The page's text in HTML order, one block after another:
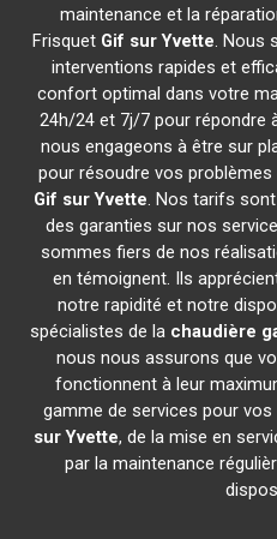
maintenance et la
Frisquet Gif sur Yvette. Nous
interventions rapides et
confort optimal dans votre
24h/24 et 7j/7 pour répondre
nous engageons à être sur
pour résoudre vos problèmes
Gif sur Yvette. Nos tarifs
des garanties sur nos
sommes fiers de nos
en témoignent. Ils
notre rapidité et notre
spécialistes de la chaudière
nous nous assurons que
fonctionnent à leur
gamme de services pour
sur Yvette, de la mise en
par la maintenance